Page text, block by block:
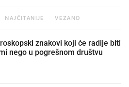
NAJČITANIJE VEZANO
znakovi koji će radije biti
nego u pogrešnom društvu